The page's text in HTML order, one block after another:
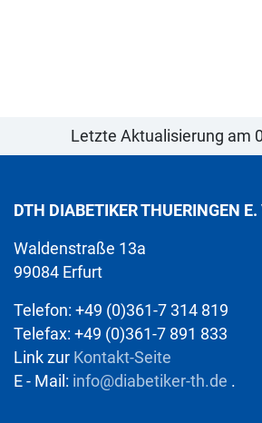
Letzte Aktualisierung am
DTH DIABETIKER THUERINGEN E.
Waldenstraße 13a
99084 Erfurt
Telefon: +49 (0)361-7 314 819
Telefax: +49 (0)361-7 891 833
Link zur Kontakt-Seite
E - Mail: info@diabetiker-th.de .